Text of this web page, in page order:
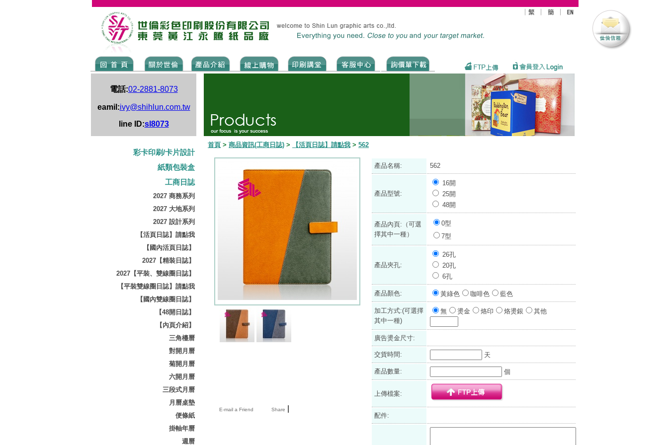
電話:02-2881-8073
eamil:ivy@shihlun.com.tw
line ID:sl8073
彩卡印刷/卡片設計
紙類包裝盒
工商日誌
2027 商務系列
2027 大地系列
2027 設計系列
【活頁日誌】請點我
【國內活頁日誌】
2027【精裝日誌】
2027【平裝、雙線圈日誌】
【平裝雙線圈日誌】請點我
【國內雙線圈日誌】
【48開日誌】
【內頁介紹】
三角檯曆
對開月曆
菊開月曆
六開月曆
三段式月曆
月曆桌墊
便條紙
掛軸年曆
週曆
首頁 > 商品資訊(工商日誌) > 【活頁日誌】請點我 > 562
E-mail a Friend Share
產品名稱: 562
產品型號:
16開
25開
48開
產品內頁:（可選
擇其中一種）
0型
7型
產品夾孔:
26孔
20孔
6孔
產品顏色: 黃綠色 咖啡色 藍色
加工方式:(可選擇
其中一種)
無 燙金 烙印 烙燙銀 其他
廣告燙金尺寸:
交貨時間: 天
產品數量: 個
上傳檔案:
配件: